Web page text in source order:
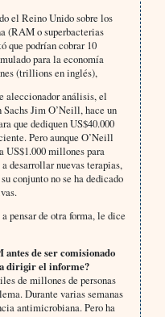
el Reino Unido sobre los
(RAM o superbacterias
que podrían cobrar 10
para la economía
(trillions en inglés),
aleccionador análisis, el
Jim O’Neill, hace un
que dediquen US$40.000
Pero aunque O’Neill
US$1.000 millones para
desarrollar nuevas terapias,
conjunto no se ha dedicado
pensar de otra forma, le dice
antes de ser comisionado
dirigir el informe?
de millones de personas
Durante varias semanas
antimicrobiana. Pero ha